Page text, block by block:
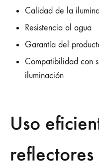
Calidad de la
Resistencia al agua
Garantía del
Compatibilidad con
iluminación
Uso